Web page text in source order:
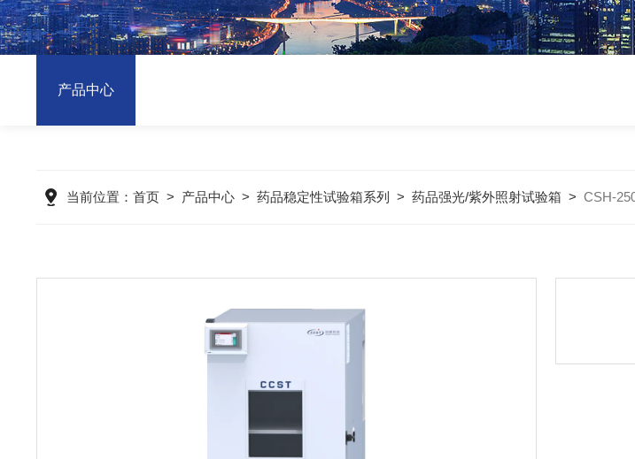
产品中心
当前位置： 首页> 产品中心> 药品稳定性试验箱系列 > 药品强光/紫外照射试验箱 > CSH-